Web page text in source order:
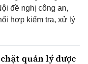
đề nghị công an,
hợp kiểm tra, xử lý
quản lý dược